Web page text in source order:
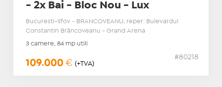
- 2x Bai - Bloc Nou - Lux
Bucuresti-Ilfov - BRANCOVEANU, reper: Bulevardul
Constantin Brâncoveanu - Grand Arena
3 camere, 84 mp utili
109.000 € (+TVA)
#80218